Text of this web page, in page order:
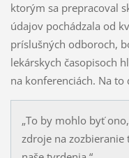
ktorým sa prepracoval
údajov pochádzala od
príslušných odboroch,
lekárskych časopisoch
na konferenciách. Na
„To by mohlo byť
zdroje na